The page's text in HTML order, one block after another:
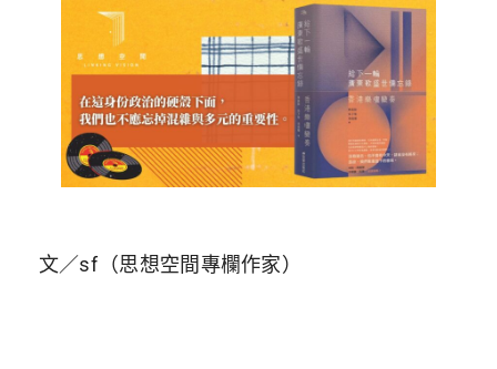
文／sf（思想空間專欄作家）